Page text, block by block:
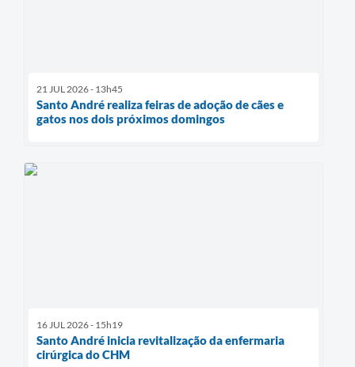
21 JUL 2026 - 13h45
Santo André realiza feiras de adoção de cães e
gatos nos dois próximos domingos
16 JUL 2026 - 15h19
Santo André inicia revitalização da enfermaria
cirúrgica do CHM